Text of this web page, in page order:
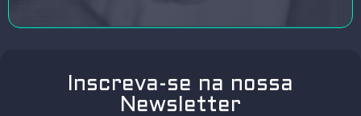
Inscreva-se na nossa
Newsletter